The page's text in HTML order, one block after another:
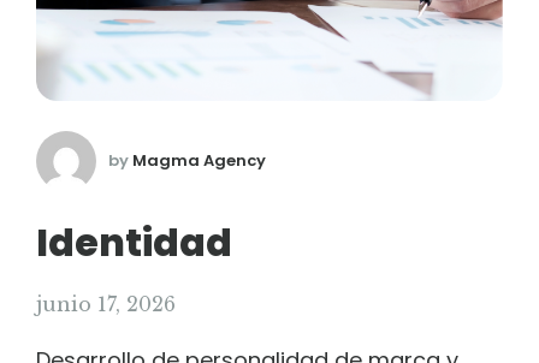
by Magma Agency
Identidad
junio 17, 2026